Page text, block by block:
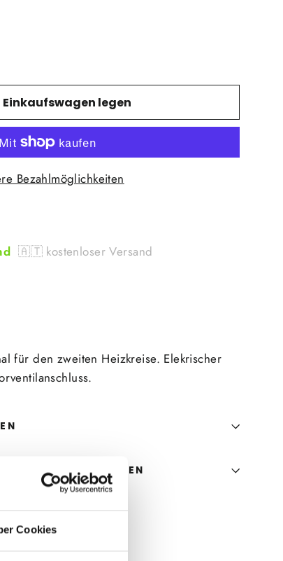
Cookies
Einkaufswagen legen
Bezahlmöglichkeiten
🇦🇹 kostenloser Versand
für den zweiten Heizkreise. Elekrischer
EINE FRAGE STELLEN